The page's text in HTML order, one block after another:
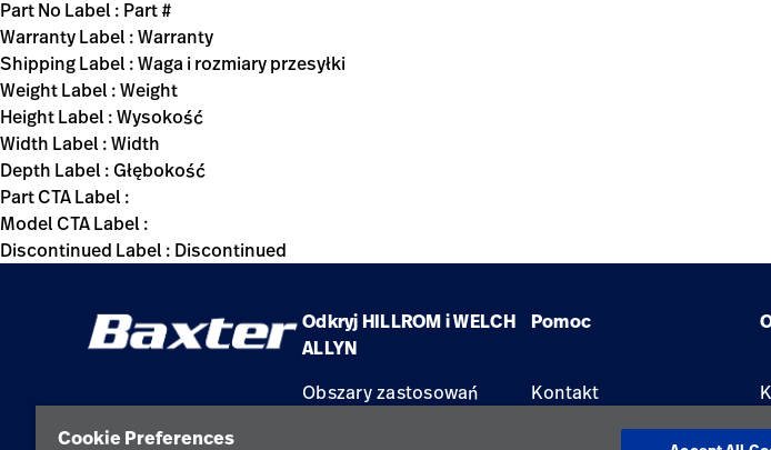
Part No Label : Part #
Warranty Label : Warranty
Shipping Label : Waga i rozmiary przesyłki
Weight Label : Weight
Height Label : Wysokość
Width Label : Width
Depth Label : Głębokość
Part CTA Label :
Model CTA Label :
Discontinued Label : Discontinued
Odkryj HILLROM i WELCH
ALLYN
Pomoc
Obszary zastosowań
Kontakt
Znajdź dystrybutora
Cookie Preferences